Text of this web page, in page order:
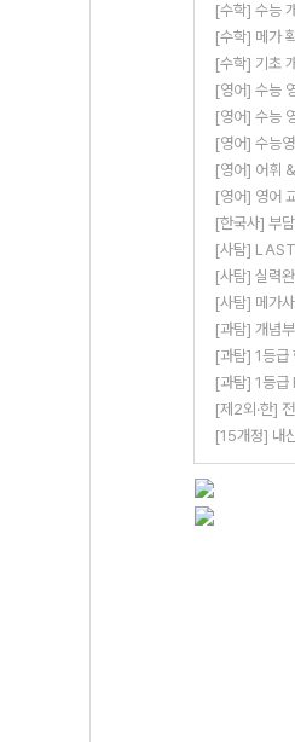
[수학] 수능
[수학] 메가
[수학] 기초
[영어] 수능
[영어] 수능
[영어] 수능
[영어] 어휘
[영어] 영어
[한국사] 부
[사탐]
[사탐] 실력
[사탐] 메가
[과탐] 개념
[과탐] 1등급
[과탐] 1등
[제2외·한]
[15개정] 내